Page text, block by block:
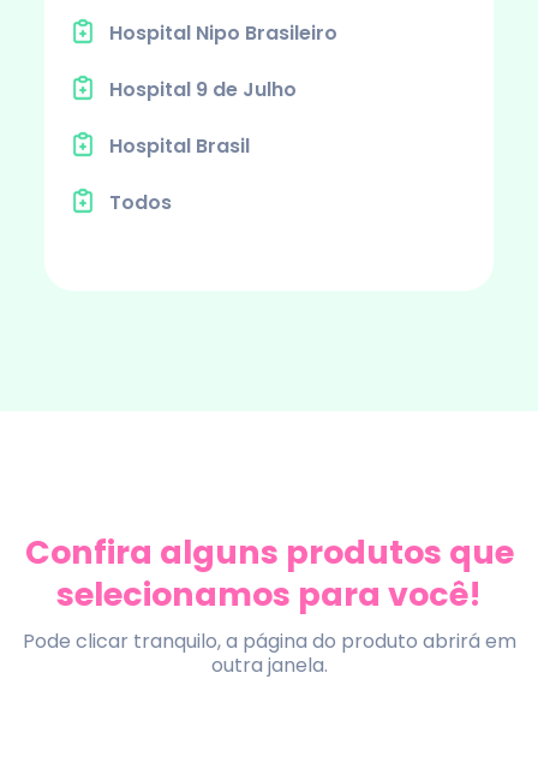
Hospital Nipo Brasileiro
Hospital 9 de Julho
Hospital Brasil
Todos
Confira alguns produtos que
selecionamos para você!
Pode clicar tranquilo, a página do produto abrirá em
outra janela.